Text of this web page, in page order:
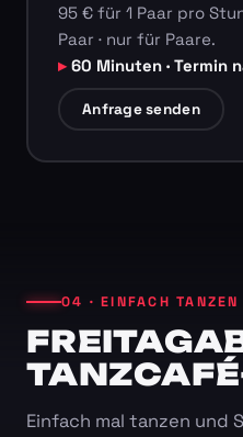
95 € für 1 Paar pro
Paar · nur für Paare.
60 Minuten · Termin
Anfrage senden
04 · EINFACH TANZEN
Einfach mal tanzen und